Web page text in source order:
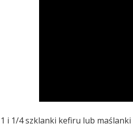
1 i 1/4 szklanki kefiru lub maślanki